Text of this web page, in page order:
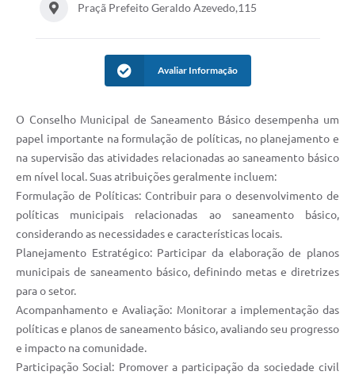
Praçã Prefeito Geraldo Azevedo,115
Avaliar Informação
O Conselho Municipal de Saneamento Básico desempenha um
papel importante na formulação de políticas, no planejamento e
na supervisão das atividades relacionadas ao saneamento básico
em nível local. Suas atribuições geralmente incluem:
Formulação de Políticas: Contribuir para o desenvolvimento de
políticas municipais relacionadas ao saneamento básico,
considerando as necessidades e características locais.
Planejamento Estratégico: Participar da elaboração de planos
municipais de saneamento básico, definindo metas e diretrizes
para o setor.
Acompanhamento e Avaliação: Monitorar a implementação das
políticas e planos de saneamento básico, avaliando seu progresso
e impacto na comunidade.
Participação Social: Promover a participação da sociedade civil